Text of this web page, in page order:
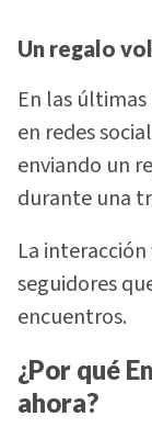
Un regalo
En las
en redes
enviando un
durante una
La
seguidores
encuentros.
¿Por qué
ahora?